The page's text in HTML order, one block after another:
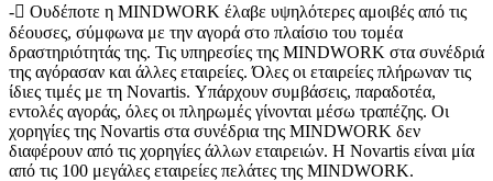
- Ουδέποτε η MINDWORK έλαβε υψηλότερες αμοιβές από τις
δέουσες, σύμφωνα με την αγορά στο πλαίσιο του τομέα
δραστηριότητάς της. Τις υπηρεσίες της MINDWORK στα συνέδριά
της αγόρασαν και άλλες εταιρείες. Όλες οι εταιρείες πλήρωναν τις
ίδιες τιμές με τη Novartis. Υπάρχουν συμβάσεις, παραδοτέα,
εντολές αγοράς, όλες οι πληρωμές γίνονται μέσω τραπέζης. Οι
χορηγίες της Novartis στα συνέδρια της MINDWORK δεν
διαφέρουν από τις χορηγίες άλλων εταιρειών. Η Novartis είναι μία
από τις 100 μεγάλες εταιρείες πελάτες της MINDWORK.